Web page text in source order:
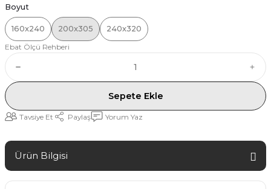
Boyut
160x240 200x305
240x320
Ebat Ölçü Rehberi
Sepete Ekle
Tavsiye Et Paylaş Yorum Yaz
Ürün Bilgisi